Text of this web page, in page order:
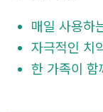
매일 사용하
자극적인 치
한 가족이 함